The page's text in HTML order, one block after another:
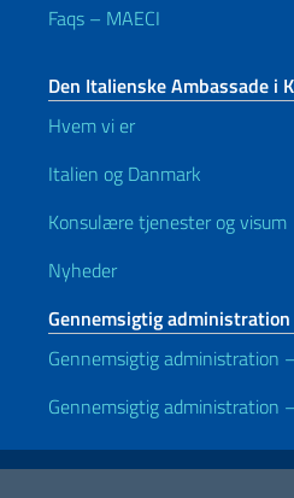
Faqs – MAECI
Den Italienske Ambassade i
Hvem vi er
Italien og Danmark
Konsulære tjenester og visum
Nyheder
Gennemsigtig administration
Gennemsigtig administration
Gennemsigtig administration
Nyttige links